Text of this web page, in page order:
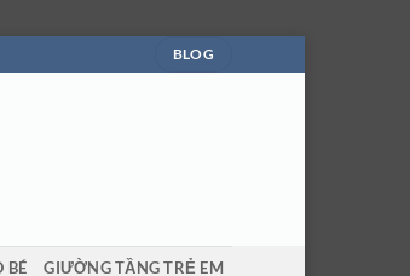
BLOG
BÉ GIƯỜNG TẦNG TRẺ EM